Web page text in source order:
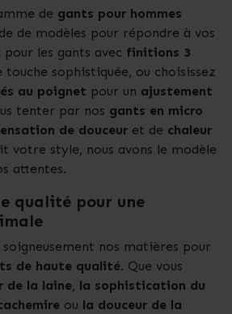
de gants pour hommes
de modèles pour répondre à vos
les gants avec finitions 3
touche sophistiquée, ou choisissez
au poignet pour un ajustement
tenter par nos gants en micro
de douceur et de chaleur
votre style, nous avons le modèle
attentes.
qualité pour une
soigneusement nos matières pour
de haute qualité. Que vous
de la laine, la sophistication du
ou la douceur de la